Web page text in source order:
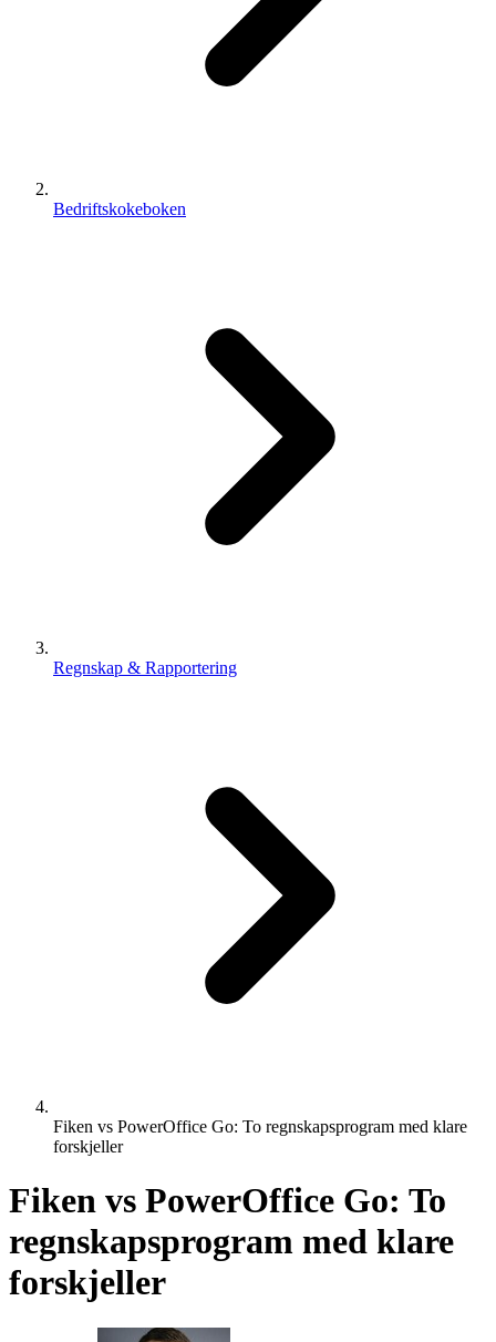
Bedriftskokeboken
Regnskap & Rapportering
Fiken vs PowerOffice Go: To regnskapsprogram med klare
forskjeller
Fiken vs PowerOffice Go: To
regnskapsprogram med klare
forskjeller